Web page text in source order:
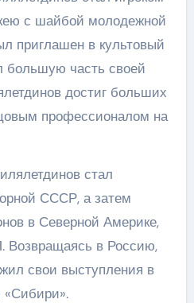
с шайбой молодежной
приглашен в культовый
большую часть своей
достиг больших
профессионалом на
стал
СССР, а затем
в Северной Америке,
Возвращаясь в Россию,
свои выступления в
«Сибири».